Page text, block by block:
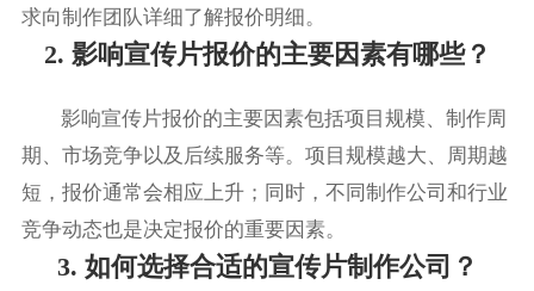
求向制作团队详细了解报价明细。
2. 影响宣传片报价的主要因素有哪些？
影响宣传片报价的主要因素包括项目规模、制作周
期、市场竞争以及后续服务等。项目规模越大、周期越
短，报价通常会相应上升；同时，不同制作公司和行业
竞争动态也是决定报价的重要因素。
3. 如何选择合适的宣传片制作公司？